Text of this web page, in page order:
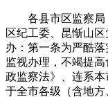
各县市区监察局
区纪工委、昆惭山
办：第一条为严酷
监视办理，不竭提
政监察法》、连系
于全市各级（含地